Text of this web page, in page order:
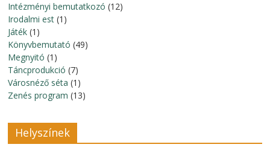
Intézményi bemutatkozó (12)
Irodalmi est (1)
Játék (1)
Könyvbemutató (49)
Megnyitó (1)
Táncprodukció (7)
Városnéző séta (1)
Zenés program (13)
Helyszínek